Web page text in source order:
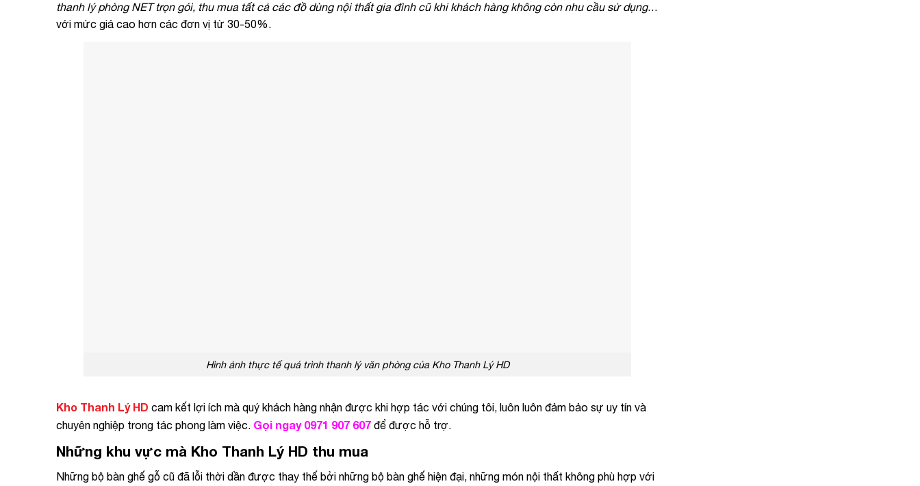
thanh lý phòng NET trọn gói, thu mua tất cả các đồ dùng nội thất gia đình cũ khi khách hàng không còn nhu cầu sử dụng…
với mức giá cao hơn các đơn vị từ 30-50%.
Hình ảnh thực tế quá trình thanh lý văn phòng của Kho Thanh Lý HD
Kho Thanh Lý HD cam kết lợi ích mà quý khách hàng nhận được khi hợp tác với chúng tôi, luôn luôn đảm bảo sự uy tín và
chuyên nghiệp trong tác phong làm việc. Gọi ngay 0971 907 607 để được hỗ trợ.
Những khu vực mà Kho Thanh Lý HD thu mua
Những bộ bàn ghế gỗ cũ đã lỗi thời dần được thay thế bởi những bộ bàn ghế hiện đại, những món nội thất không phù hợp với